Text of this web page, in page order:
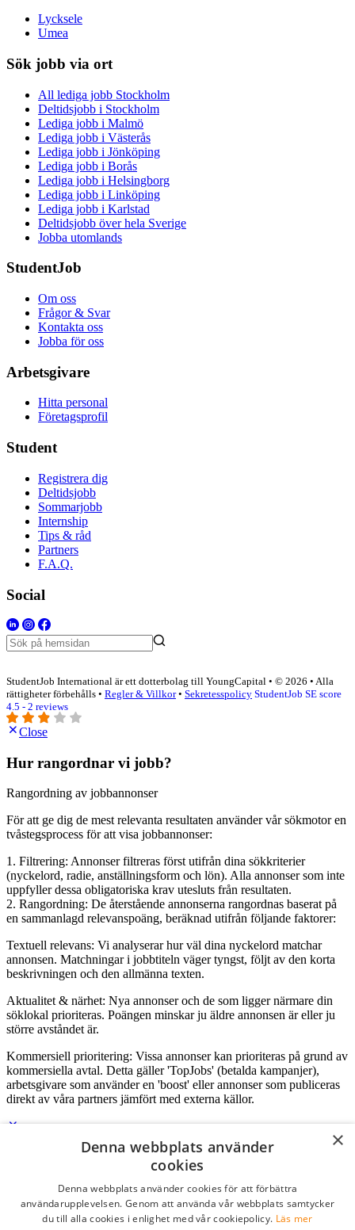
Lycksele
Umea
Sök jobb via ort
All lediga jobb Stockholm
Deltidsjobb i Stockholm
Lediga jobb i Malmö
Lediga jobb i Västerås
Lediga jobb i Jönköping
Lediga jobb i Borås
Lediga jobb i Helsingborg
Lediga jobb i Linköping
Lediga jobb i Karlstad
Deltidsjobb över hela Sverige
Jobba utomlands
StudentJob
Om oss
Frågor & Svar
Kontakta oss
Jobba för oss
Arbetsgivare
Hitta personal
Företagsprofil
Student
Registrera dig
Deltidsjobb
Sommarjobb
Internship
Tips & råd
Partners
F.A.Q.
Social
StudentJob International är ett dotterbolag till YoungCapital • © 2026 • Alla
rättigheter förbehålls • Regler & Villkor• Sekretesspolicy StudentJob SE score
4.5 - 2 reviews
Close
Hur rangordnar vi jobb?
Rangordning av jobbannonser
För att ge dig de mest relevanta resultaten använder vår sökmotor en
tvåstegsprocess för att visa jobbannonser:
1. Filtrering: Annonser filtreras först utifrån dina sökkriterier
(nyckelord, radie, anställningsform och lön). Alla annonser som inte
uppfyller dessa obligatoriska krav utesluts från resultaten.
2. Rangordning: De återstående annonserna rangordnas baserat på
en sammanlagd relevanspoäng, beräknad utifrån följande faktorer:
Textuell relevans: Vi analyserar hur väl dina nyckelord matchar
annonsen. Matchningar i jobbtiteln väger tyngst, följt av den korta
beskrivningen och den allmänna texten.
Aktualitet & närhet: Nya annonser och de som ligger närmare din
söklokal prioriteras. Poängen minskar ju äldre annonsen är eller ju
större avståndet är.
Kommersiell prioritering: Vissa annonser kan prioriteras på grund av
kommersiella avtal. Detta gäller 'TopJobs' (betalda kampanjer),
arbetsgivare som använder en 'boost' eller annonser som publiceras
direkt av våra partners jämfört med externa källor.
Lösenord
×
Denna webbplats använder
cookies
Denna webbplats använder cookies för att förbättra
användarupplevelsen. Genom att använda vår webbplats samtycker
du till alla cookies i enlighet med vår cookiepolicy. Läs mer